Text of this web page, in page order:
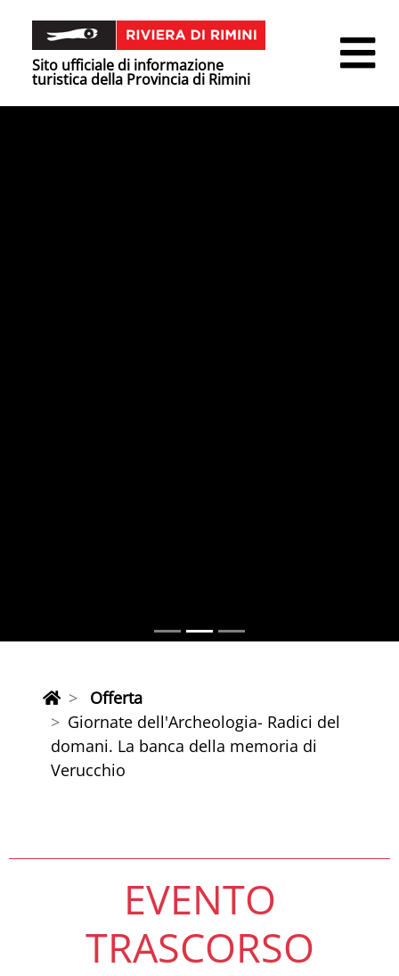
Sito ufficiale di informazione
turistica della Provincia di Rimini
Offerta
Giornate dell'Archeologia- Radici del
domani. La banca della memoria di
Verucchio
EVENTO
TRASCORSO